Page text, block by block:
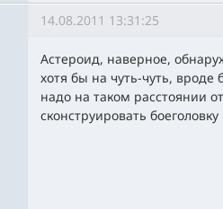
14.08.2011 13:31:25
Астероид, наверное,
хотя бы на чуть-чуть,
надо на таком расстоянии
сконструировать